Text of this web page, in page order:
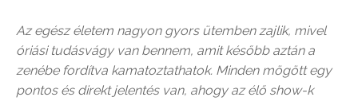
Az egész életem nagyon gyors ütemben zajlik, mivel
óriási tudásvágy van bennem, amit később aztán a
zenébe fordítva kamatoztathatok. Minden mögött egy
pontos és direkt jelentés van, ahogy az élő show-k